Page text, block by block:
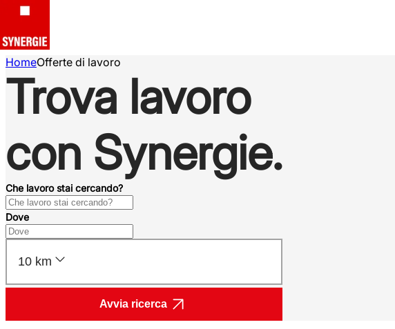
HomeOfferte di lavoro
Trova lavoro
con Synergie.
Che lavoro stai cercando?
Dove
10 km
Avvia ricerca